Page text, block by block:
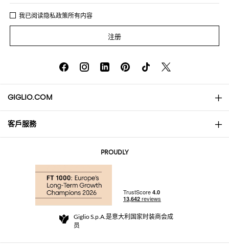
我已阅读隐私政策所有内容
注册
GIGLIO.COM
About
Community Store
客戶服務
退货与退款
For a safe shopping experience
Security Communication
PROUDLY
Giglio S.p.A.是意大利国家时装商会成
员